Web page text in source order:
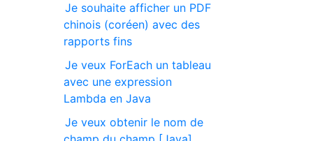
Je souhaite afficher un PDF
chinois (coréen) avec des
rapports fins
Je veux ForEach un tableau
avec une expression
Lambda en Java
Je veux obtenir le nom de